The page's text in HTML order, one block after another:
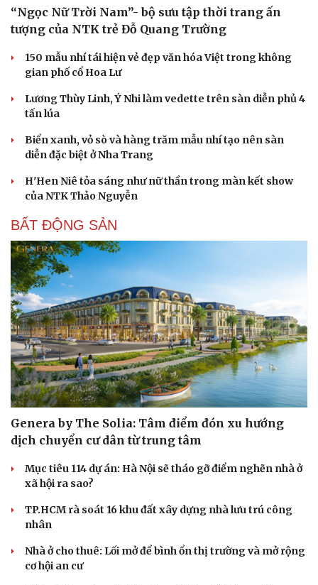
Nhi khoa
Nam khoa
Làm đẹp - giảm cân
Phòng mạch online
Ăn sạch sống khỏe
“Ngọc Nữ Trời Nam”- bộ sưu tập thời trang ấn
tượng của NTK trẻ Đỗ Quang Trường
150 mẫu nhí tái hiện vẻ đẹp văn hóa Việt trong không
gian phố cổ Hoa Lư
Lương Thùy Linh, Ý Nhi làm vedette trên sàn diễn phủ 4
tấn lúa
Biển xanh, vỏ sò và hàng trăm mẫu nhí tạo nên sàn
diễn đặc biệt ở Nha Trang
H'Hen Niê tỏa sáng như nữ thần trong màn kết show
của NTK Thảo Nguyễn
BẤT ĐỘNG SẢN
Genera by The Solia: Tâm điểm đón xu hướng
dịch chuyển cư dân từ trung tâm
Mục tiêu 114 dự án: Hà Nội sẽ tháo gỡ điểm nghẽn nhà ở
xã hội ra sao?
TP.HCM rà soát 16 khu đất xây dựng nhà lưu trú công
nhân
Nhà ở cho thuê: Lối mở để bình ổn thị trường và mở rộng
cơ hội an cư